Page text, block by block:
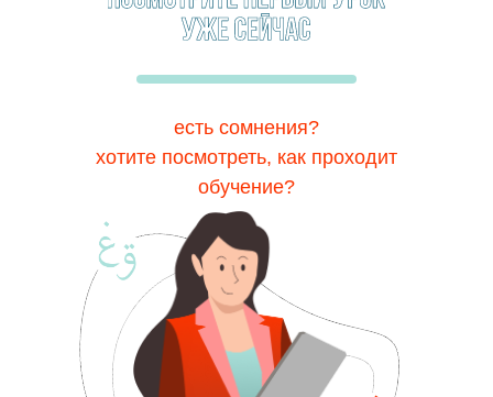
есть сомнения?
хотите посмотреть, как проходит
обучение?